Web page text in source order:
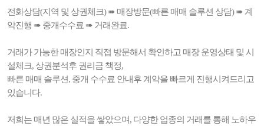
전화상담(지역 및 상권체크) ➠ 매장방문(빠른 매매 솔루션 상담) ➠ 계
약진행 ➠ 중개수수료 ➠ 거래완료.
거래가 가능한 매장인지 직접 방문해서 확인하고 매장 운영상태 및 시
설체크, 상권분석후 권리금 책정,
빠른 매매 솔루션, 중개 수수료 안내후 계약을 빠르게 진행시켜드리고
있습니다.
저희는 매년 많은 실적을 쌓았으며, 다양한 업종의 거래를 통해 노하우